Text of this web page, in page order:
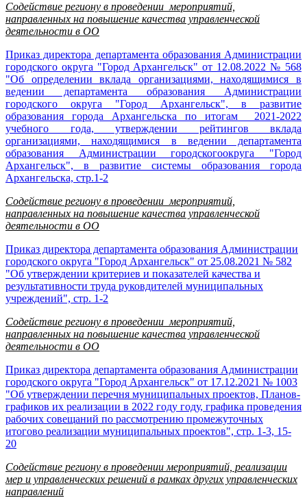
Содействие региону в проведении мероприятий,
направленных на повышение качества управленческой
деятельности в ОО
Приказ директора департамента образования Администрации
городского округа "Город Архангельск" от 12.08.2022 № 568
"Об определении вклада организациями, находящимися в
ведении департамента образования Администрации
городского округа "Город Архангельск", в развитие
образования города Архангельска по итогам 2021-2022
учебного года, утверждении рейтингов вклада
организациями, находящимися в ведении департамента
образования Администрации городскогоокруга "Город
Архангельск", в развитие системы образования города
Архангельска, стр.1-2
Содействие региону в проведении мероприятий,
направленных на повышение качества управленческой
деятельности в ОО
Приказ директора департамента образования Администрации
городского округа "Город Архангельск" от 25.08.2021 № 582
"Об утверждении критериев и показателей качества и
результативности труда руковдителей муниципальных
учреждений", стр. 1-2
Содействие региону в проведении мероприятий,
направленных на повышение качества управленческой
деятельности в ОО
Приказ директора департамента образования Администрации
городского округа "Город Архангельск" от 17.12.2021 № 1003
"Об утверждении перечня муниципальных проектов, Планов-
графиков их реализации в 2022 году году, графика проведения
рабочих совещаний по рассмотрению промежуточных
итогово реализации муниципальных проектов", стр. 1-3, 15-
20
Содействие региону в проведении мероприятий, реализации
мер и управленческих решений в рамках других управленческих
направлений